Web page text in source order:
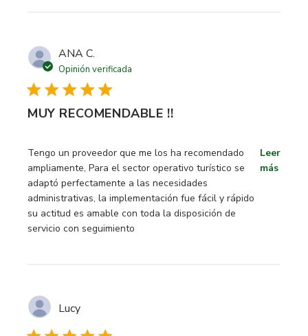
ANA C.
Opinión verificada
MUY RECOMENDABLE !!
Tengo un proveedor que me los ha recomendado
ampliamente, Para el sector operativo turístico se
adaptó perfectamente a las necesidades
administrativas, la implementación fue fácil y rápido
su actitud es amable con toda la disposición de
servicio con seguimiento
Leer
más
read more about review content Tengo un proveedor que
Lucy